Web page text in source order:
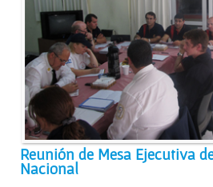
CONTACTO
Reunión de Mesa Ejecutiva
Nacional